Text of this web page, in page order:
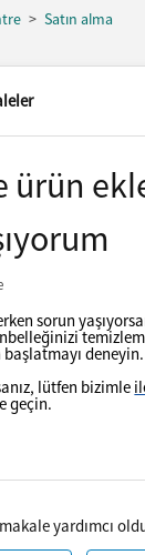
Satın alma
ürün
sorun
başlatmayı deneyin.
lütfen bizimle
geçin.
yardımcı